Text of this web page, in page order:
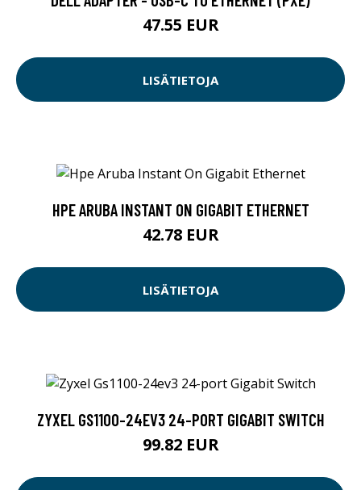
47.55 EUR
LISÄTIETOJA
HPE ARUBA INSTANT ON GIGABIT ETHERNET
42.78 EUR
LISÄTIETOJA
ZYXEL GS1100-24EV3 24-PORT GIGABIT SWITCH
99.82 EUR